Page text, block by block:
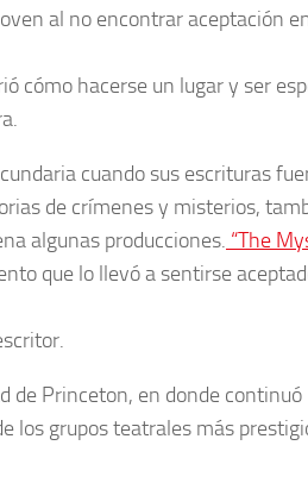
al no encontrar aceptación
cómo hacerse un lugar y ser
cuando sus escrituras
de crímenes y misterios,
algunas producciones. “The
que lo llevó a sentirse
de Princeton, en donde continuó
los grupos teatrales más